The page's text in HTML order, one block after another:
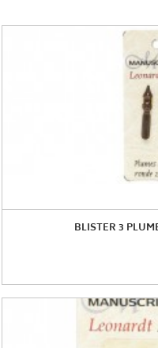
BLISTER 3